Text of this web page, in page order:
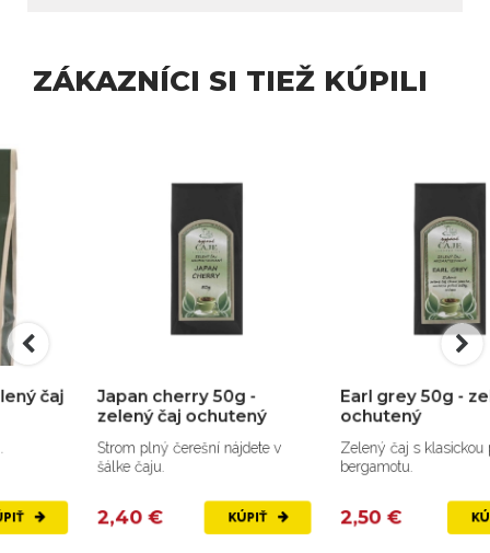
ZÁKAZNÍCI SI TIEŽ KÚPILI
Japan cherry 50g -
zelený čaj ochutený
Strom plný čerešní nájdete v
2,40 € KÚPIŤ
Earl grey 50g - zelený čaj
ochutený
Zelený čaj s klasickou príchuťou
2,50 € KÚPIŤ